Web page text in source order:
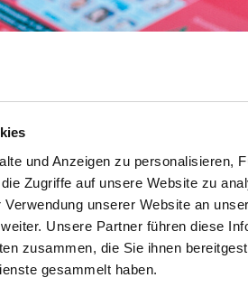
und Anzeigen zu personalisieren,
Zugriffe auf unsere Website zu
unserer Website an
Unsere Partner führen diese
zusammen, die Sie ihnen
gesammelt haben.
Inhouse, Consulting
Berufsbegleitendes
für